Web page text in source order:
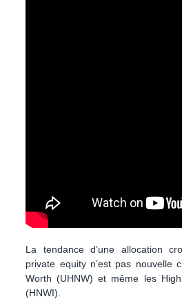
La tendance d’une allocation
private equity n’est pas nouvelle
Worth (UHNW) et même les
(HNWI).